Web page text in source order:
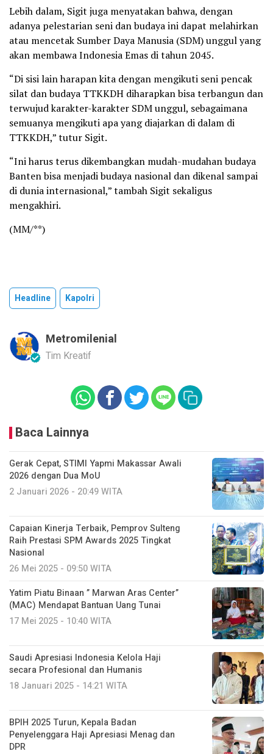
Lebih dalam, Sigit juga menyatakan bahwa, dengan
adanya pelestarian seni dan budaya ini dapat melahirkan
atau mencetak Sumber Daya Manusia (SDM) unggul yang
akan membawa Indonesia Emas di tahun 2045.
“Di sisi lain harapan kita dengan mengikuti seni pencak
silat dan budaya TTKKDH diharapkan bisa terbangun dan
terwujud karakter-karakter SDM unggul, sebagaimana
semuanya mengikuti apa yang diajarkan di dalam di
TTKKDH,” tutur Sigit.
“Ini harus terus dikembangkan mudah-mudahan budaya
Banten bisa menjadi budaya nasional dan dikenal sampai
di dunia internasional,” tambah Sigit sekaligus
mengakhiri.
(MM/**)
Headline Kapolri
Metromilenial
Tim Kreatif
Baca Lainnya
Gerak Cepat, STIMI Yapmi Makassar Awali
2026 dengan Dua MoU
2 Januari 2026 - 20:49 WITA
Capaian Kinerja Terbaik, Pemprov Sulteng
Raih Prestasi SPM Awards 2025 Tingkat
Nasional
26 Mei 2025 - 09:50 WITA
Yatim Piatu Binaan ” Marwan Aras Center”
(MAC) Mendapat Bantuan Uang Tunai
17 Mei 2025 - 10:40 WITA
Saudi Apresiasi Indonesia Kelola Haji
secara Profesional dan Humanis
18 Januari 2025 - 14:21 WITA
BPIH 2025 Turun, Kepala Badan
Penyelenggara Haji Apresiasi Menag dan
DPR